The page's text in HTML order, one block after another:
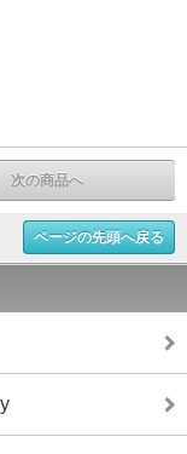
次の商品へ
ページの先頭へ戻る